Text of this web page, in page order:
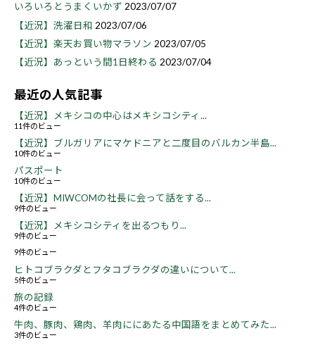
いろいろとうまくいかず 2023/07/07
【近況】洗濯日和 2023/07/06
【近況】楽天お買い物マラソン 2023/07/05
【近況】あっという間1日終わる 2023/07/04
最近の人気記事
【近況】メキシコの中心はメキシコシティ...
11件のビュー
【近況】ブルガリアにマケドニアと二度目のバルカン半島...
10件のビュー
パスポート
10件のビュー
【近況】MIWCOMの社長に会って話をする...
9件のビュー
【近況】メキシコシティを出るつもり...
9件のビュー
9件のビュー
ヒトコブラクダとフタコブラクダの違いについて...
5件のビュー
旅の記録
4件のビュー
牛肉、豚肉、鶏肉、羊肉ににあたる中国語をまとめてみた...
3件のビュー